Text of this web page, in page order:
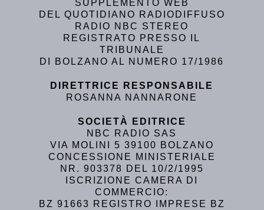
SUPPLEMENTO WEB
DEL QUOTIDIANO RADIODIFFUSO
RADIO NBC STEREO
REGISTRATO PRESSO IL
TRIBUNALE
DI BOLZANO AL NUMERO 17/1986
DIRETTRICE RESPONSABILE
ROSANNA NANNARONE
SOCIETÀ EDITRICE
NBC RADIO SAS
VIA MOLINI 5 39100 BOLZANO
CONCESSIONE MINISTERIALE
NR. 903378 DEL 10/2/1995
ISCRIZIONE CAMERA DI
COMMERCIO:
BZ 91663 REGISTRO IMPRESE BZ